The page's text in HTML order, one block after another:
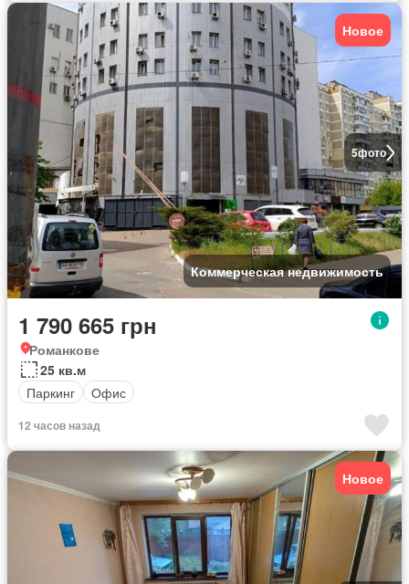
5фото
Новое
Коммерческая недвижимость
1 790 665 грн
Романкове
25 кв.м
Паркинг
Офис
12 часов назад
Новое